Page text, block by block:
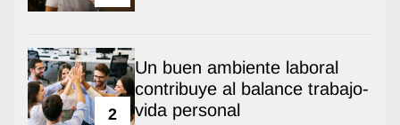
2
Un buen ambiente laboral
contribuye al balance trabajo-
vida personal